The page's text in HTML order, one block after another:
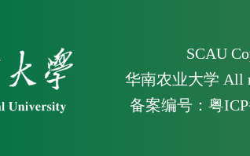
SCAU
华南农业大学 All
备案编号：粤